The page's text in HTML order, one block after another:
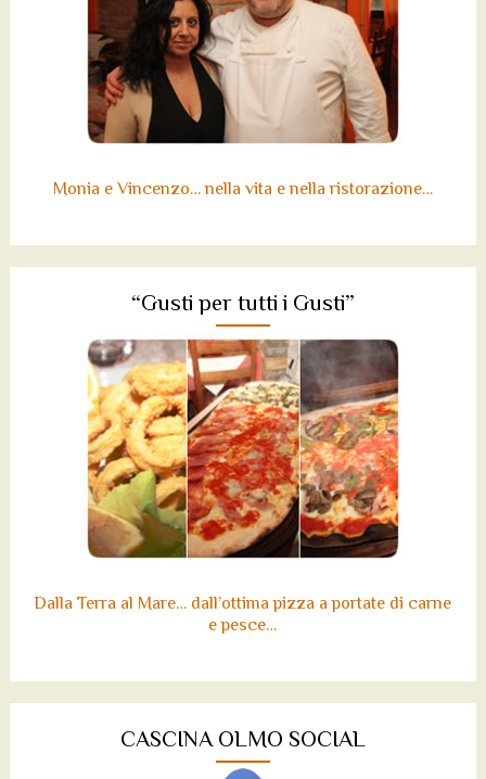
Monia e Vincenzo… nella vita e nella ristorazione…
“Gusti per tutti i Gusti”
Dalla Terra al Mare… dall’ottima pizza a portate di carne
e pesce…
CASCINA OLMO SOCIAL